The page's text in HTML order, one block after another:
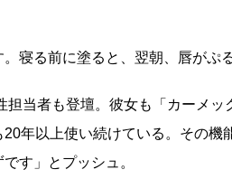
寝る前に塗ると、翌朝、唇がぷ
当者も登壇。彼女も「カーメッ
年以上使い続けている。その機
す」とプッシュ。